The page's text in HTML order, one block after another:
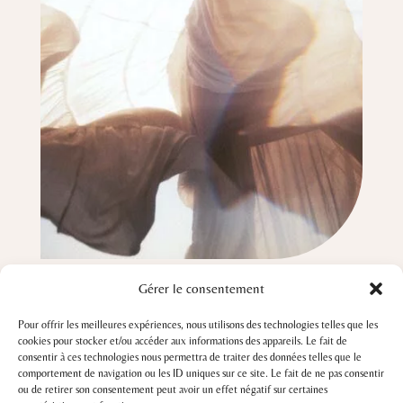
Gérer le consentement
Pour offrir les meilleures expériences, nous utilisons des technologies telles que les
cookies pour stocker et/ou accéder aux informations des appareils. Le fait de
consentir à ces technologies nous permettra de traiter des données telles que le
comportement de navigation ou les ID uniques sur ce site. Le fait de ne pas consentir
ou de retirer son consentement peut avoir un effet négatif sur certaines
Intima